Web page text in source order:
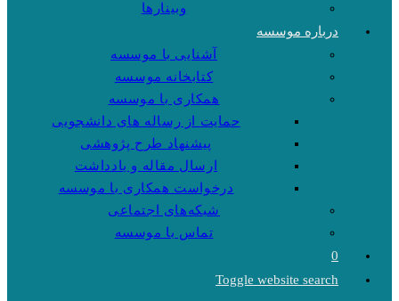
وبینارها
درباره موسسه
آشنایی با موسسه
کتابخانه موسسه
همکاری با موسسه
حمایت از رساله های دانشجویی
پیشنهاد طرح پژوهشی
ارسال مقاله و یادداشت
درخواست همکاری با موسسه
شبکه‌های اجتماعی
تماس با موسسه
0
Toggle website search